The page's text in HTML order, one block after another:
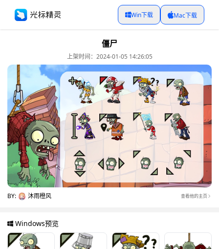
Win下载 Mac下载
僵尸
上架时间：2024-01-05 14:26:05
BY: 沐雨橙风 查看他的主页
Windows预览